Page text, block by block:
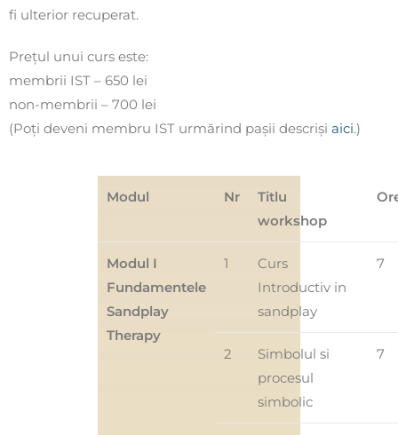
fi ulterior recuperat.
Prețul unui curs este:
membrii IST – 650 lei
non-membrii – 700 lei
(Poți deveni membru IST urmărind pașii descriși aici.)
Modul Nr
Titlu
workshop
Modul I
Fundamentele
Sandplay
Therapy
1
Curs
Introductiv in
sandplay
7
2
Simbolul si
procesul
simbolic
7